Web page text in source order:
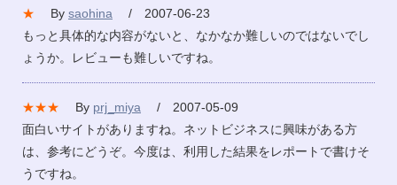
★ By saohina
/ 2007-06-23
もっと具体的な内容がないと、なかなか難しいのではないでし
ょうか。レビューも難しいですね。
★★★ By prj_miya
/ 2007-05-09
面白いサイトがありますね。ネットビジネスに興味がある方
は、参考にどうぞ。今度は、利用した結果をレポートで書けそ
うですね。